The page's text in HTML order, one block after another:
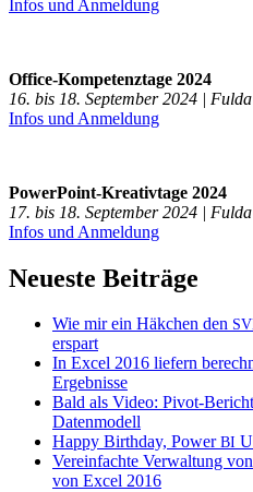
Infos und Anmeldung
Office-Kompetenztage 2024
16. bis 18. September 2024 | Fulda
Infos und Anmeldung
PowerPoint-Kreativtage 2024
17. bis 18. September 2024 | Fulda
Infos und Anmeldung
Neueste Beiträge
Wie mir ein Häkchen den
erspart
In Excel 2016 liefern
Ergebnisse
Bald als Video: Pivot-
Datenmodell
Happy Birthday, PowerBI
Vereinfachte Verwaltung
von Excel 2016